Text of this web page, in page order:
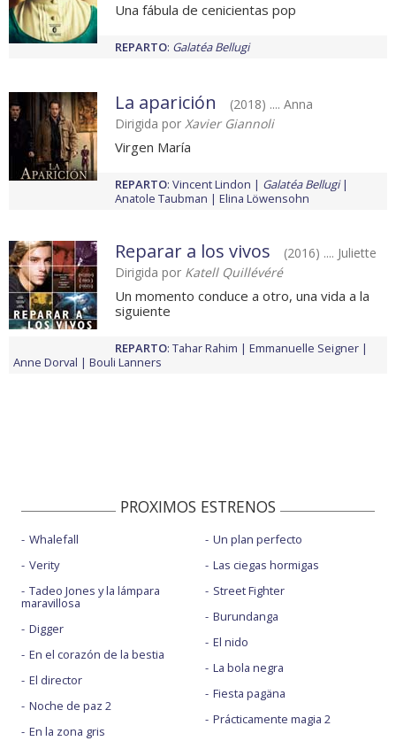
Una fábula de cenicientas pop
REPARTO: Galatéa Bellugi
La aparición
(2018) .... Anna
Dirigida por Xavier Giannoli
Virgen María
REPARTO: Vincent Lindon
Galatéa Bellugi
Anatole Taubman
Elina Löwensohn
Reparar a los vivos
(2016) .... Juliette
Dirigida por Katell Quillévéré
Un momento conduce a otro, una vida a la
siguiente
REPARTO: Tahar Rahim
Emmanuelle Seigner
Anne Dorval
Bouli Lanners
PROXIMOS ESTRENOS
Whalefall
Verity
Tadeo Jones y la lámpara
maravillosa
Digger
En el corazón de la bestia
El director
Noche de paz 2
En la zona gris
Un plan perfecto
Las ciegas hormigas
Street Fighter
Burundanga
El nido
La bola negra
Fiesta pagäna
Prácticamente magia 2